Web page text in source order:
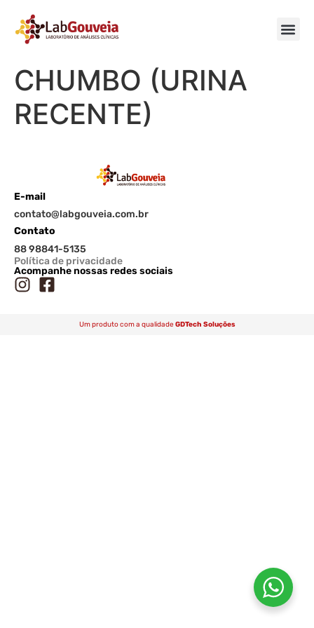
CHUMBO (URINA
RECENTE)
E-mail
contato@labgouveia.com.br
Contato
88 98841-5135
Política de privacidade
Acompanhe nossas redes sociais
Um produto com a qualidade GDTech Soluções